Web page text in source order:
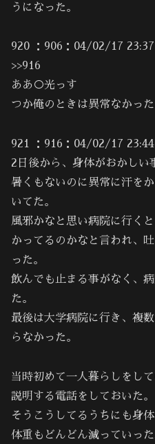
うになった。
920 ：906：04/02/17 23:37
>>916
ああ○光っす
つか俺のときは異常なかっ
921 ：916：04/02/17 23:44
2日後から、身体がおかしい
暑くもないのに異常に汗を
いてた。
風邪かなと思い病院に行く
かってるのかなと言われ、
った。
飲んでも止まる事がなく、
た。
最後は大学病院に行き、複
らなかった。
当時初めて一人暮らしをし
説明する電話をしておいた。
そうこうしてるうちにも身
体重もどんどん減っていった